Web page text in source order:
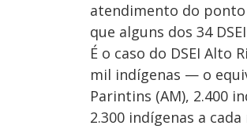
atendimento do
que alguns dos 34
É o caso do DSEI Alto
mil indígenas — o
Parintins (AM), 2.400
2.300 indígenas a cada